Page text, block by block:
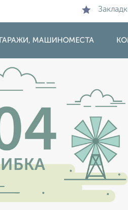
ГАРАЖИ, МАШИНОМЕСТА